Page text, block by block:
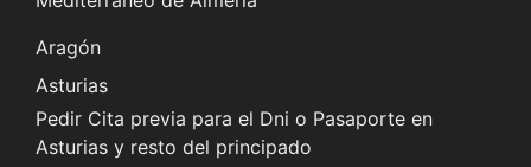
Aragón
Asturias
Pedir Cita previa para el Dni o Pasaporte en
Asturias y resto del principado